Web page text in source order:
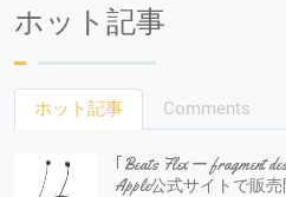
ホット記事
ホット記事 Comments
｢Beats Flex ー fragment
Apple公式サイトで販